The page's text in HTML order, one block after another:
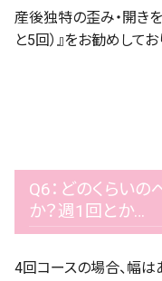
産後独特の歪み・開き
と5回）』をお勧めしてお
Q6：どのくらい
か？週1回とか…
4回コースの場合、幅